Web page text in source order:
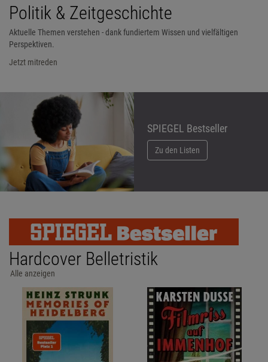
Politik & Zeitgeschichte
Aktuelle Themen verstehen - dank fundiertem Wissen und vielfältigen
Perspektiven.
Jetzt mitreden
SPIEGEL Bestseller
Zu den Listen
Hardcover Belletristik
Alle anzeigen